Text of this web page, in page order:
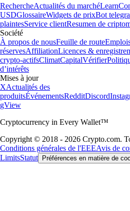
RechercheActualités du marchéLearn
USDGlossaireWidgets de prixBot
plaintesService clientResumen de
Société
À propos de nousFeuille de route
réservesAffiliationLicences &
crypto-actifsClimatCapitalVérifier
d’intérêts
Mises à jour
XActualités des
produitsÉvénementsRedditDiscord
gView
Cryptocurrency in Every Wallet™
Copyright © 2018 - 2026 Crypto.com.
Conditions générales de l'EEEAvis de
LimitsStatut Préférences en matière de